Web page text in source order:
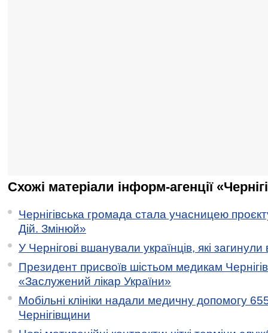
Схожі матеріали інформ-агенції
Чернігівська громада стала учасницею
Дій. Змінюй»
У Чернігові вшанували українців, які загинули
Президент присвоїв шістьом медикам
«Заслужений лікар України»
Мобільні клініки надали медичну допомогу
Чернігівщини